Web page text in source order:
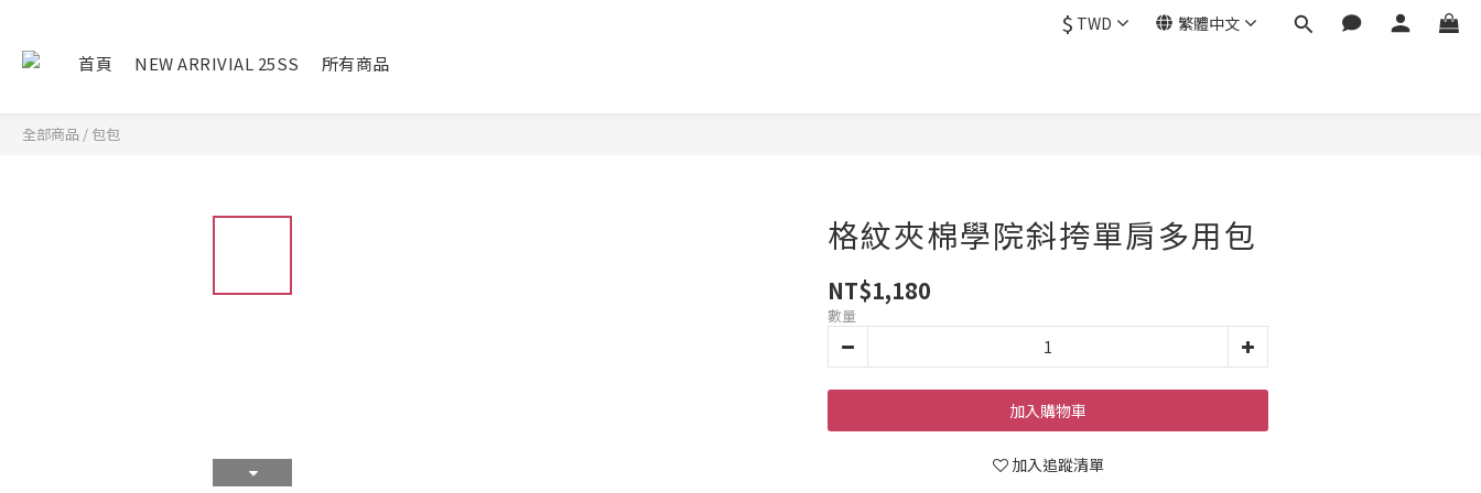
$ TWD 繁體中文
首頁 NEW ARRIVIAL 25SS 所有商品
全部商品 / 包包
格紋夾棉學院斜挎單肩多用包
NT$1,180
數量
加入購物車
加入追蹤清單